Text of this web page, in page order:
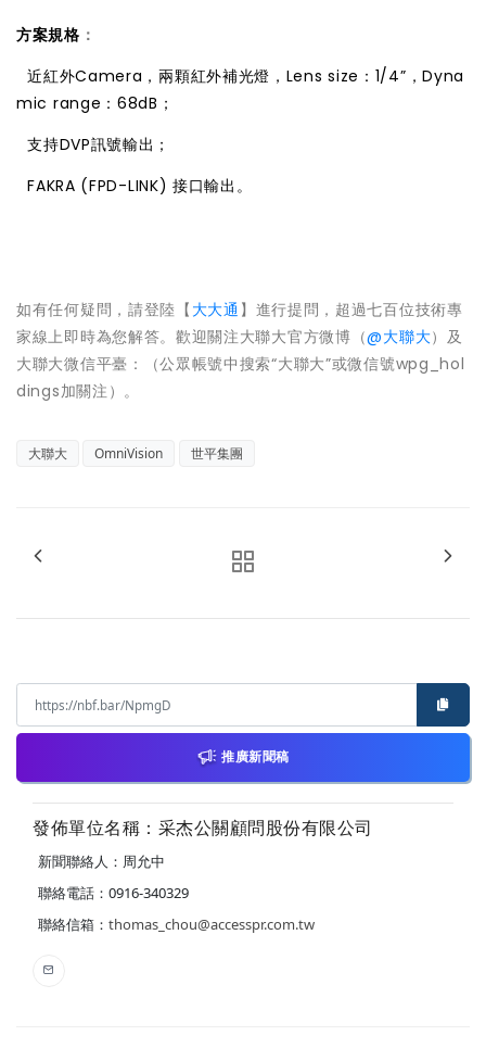
方案規格 ：
近紅外Camera，兩顆紅外補光燈，Lens size：1/4”，Dyna
mic range：68dB；
支持DVP訊號輸出；
FAKRA (FPD-LINK) 接口輸出。
如有任何疑問，請登陸【 大大通 】進行提問，超過七百位技術專
家線上即時為您解答。歡迎關注大聯大官方微博（@大聯大）及
大聯大微信平臺：（公眾帳號中搜索“大聯大”或微信號wpg_hol
dings加關注）。
大聯大 OmniVision 世平集團
推廣新聞稿
發佈單位名稱：采杰公關顧問股份有限公司
新聞聯絡人：周允中
聯絡電話：0916-340329
聯絡信箱： thomas_chou@accesspr.com.tw